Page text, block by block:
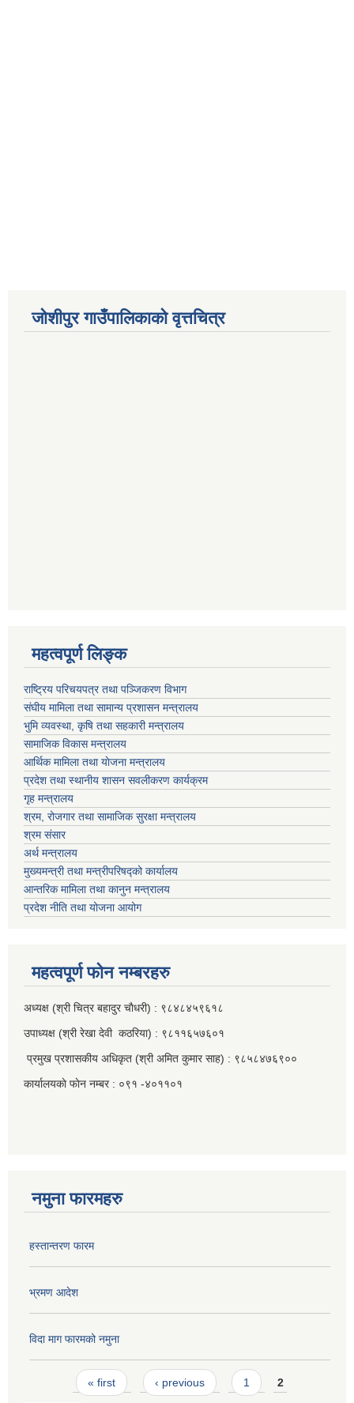
जोशीपुर गाउँपालिकाको वृत्तचित्र
महत्वपूर्ण लि‍‍‍‍‍‌ङ्क
राष्ट्रिय परिचयपत्र तथा पञ्जिकरण विभाग
संघीय मामिला तथा सामान्य प्रशासन मन्त्रालय
भुमि व्यवस्था, कृषि तथा सहकारी मन्त्रालय
सामाजिक विकास मन्त्रालय
आर्थिक मामिला तथा याेजना मन्त्रालय
प्रदेश तथा स्थानीय शासन सवलीकरण कार्यक्रम
गृह मन्त्रालय
श्रम, रोजगार तथा सामाजिक सुरक्षा मन्त्रालय
श्रम संसार
अर्थ मन्त्रालय
मुख्यमन्त्री तथा मन्त्रीपरिषद्को कार्यालय
आन्तरिक मामिला तथा कानुन मन्त्रालय
प्रदेश नीति तथा योजना आयोग
महत्वपूर्ण फाेन नम्बरहरु
अध्यक्ष (श्री चित्र बहादुर चाैधरी) : ९८४८४५९६१८
उपाध्यक्ष (श्री रेखा देवी कठरिया) : ९८११६५७६०१
प्रमुख प्रशासकीय अधिकृत (श्री अमित कुमार साह) : ९८५८४७६९००
कार्यालयकाे फाेन नम्बर : ०९१ -४०११०१
नमुना फारमहरु
हस्तान्तरण फारम
भ्रमण आदेश
विदा माग फारमको नमुना
Pages« first ‹ previous 1 2